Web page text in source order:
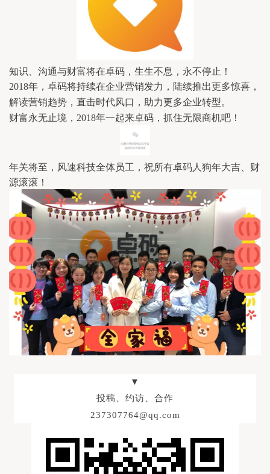
知识、沟通与财富将在卓码， 生生不息， 永不停止！
2018年， 卓码将持续在企业营销发力， 陆续推出更多惊喜，
解读营销趋势， 直击时代风口， 助力更多企业转型。
财富永无止境， 2018年一起来卓码， 抓住无限商机吧！
年关将至， 风速科技全体员工， 祝所有卓码人狗年大吉、财
源滚滚！
▼
投稿、约访、合作
237307764@qq.com